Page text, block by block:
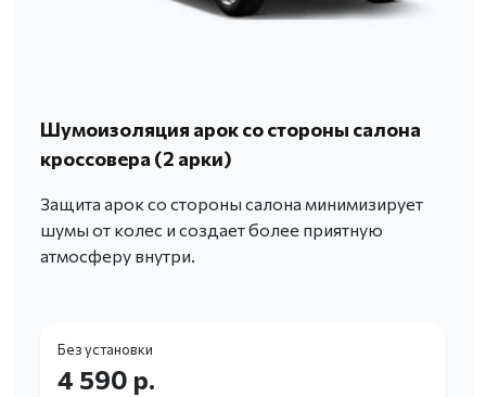
Шумоизоляция арок со стороны салона
кроссовера (2 арки)
Защита арок со стороны салона минимизирует
шумы от колес и создает более приятную
атмосферу внутри.
Без установки
4 590 р.